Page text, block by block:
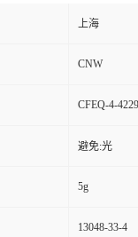
上海
CNW
CFEQ-4-
避免:光
5g
13048-33-4